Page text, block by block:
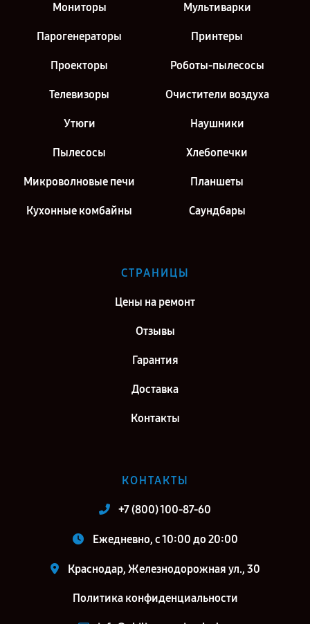
Мониторы Мультиварки
Парогенераторы Принтеры
Проекторы Роботы-пылесосы
Телевизоры Очистители воздуха
Утюги Наушники
Пылесосы Хлебопечки
Микроволновые печи Планшеты
Кухонные комбайны Саундбары
СТРАНИЦЫ
Цены на ремонт
Отзывы
Гарантия
Доставка
Контакты
КОНТАКТЫ
+7 (800) 100-87-60
Ежедневно, с 10:00 до 20:00
Краснодар, Железнодорожная ул., 30
Политика конфиденциальности